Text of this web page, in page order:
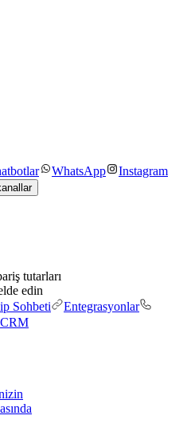
WhatsApp
Instagram
tutarları
edin
Sohbeti
Entegrasyonlar
CRM